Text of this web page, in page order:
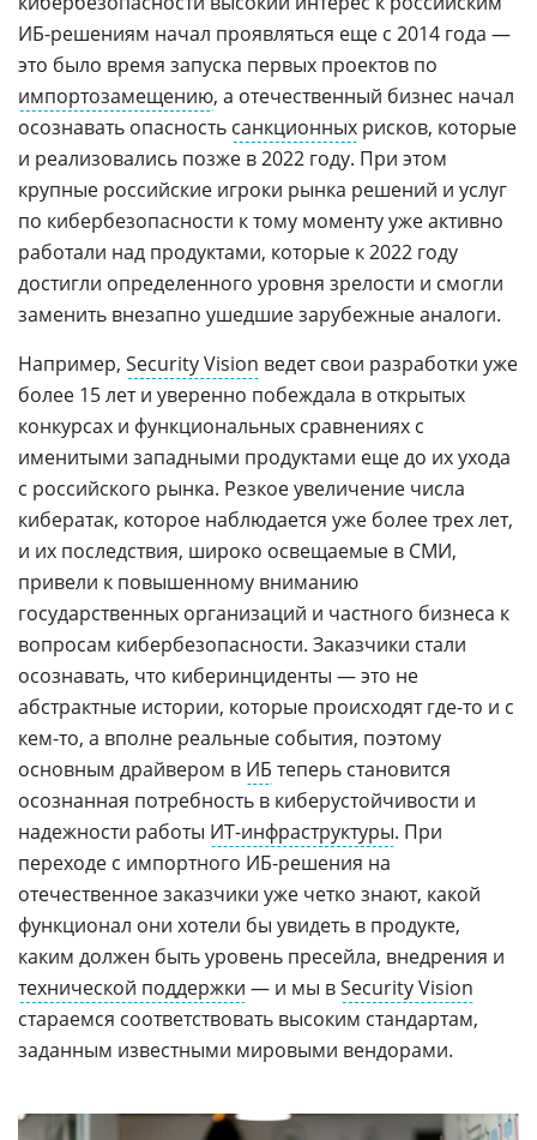
ИБ-решениям начал проявляться еще с 2014 года —
это было время запуска первых проектов по
импортозамещению, а отечественный бизнес начал
осознавать опасность санкционных рисков, которые
и реализовались позже в 2022 году. При этом
крупные российские игроки рынка решений и услуг
по кибербезопасности к тому моменту уже активно
работали над продуктами, которые к 2022 году
достигли определенного уровня зрелости и смогли
заменить внезапно ушедшие зарубежные аналоги.
Например, Security Vision ведет свои разработки уже
более 15 лет и уверенно побеждала в открытых
конкурсах и функциональных сравнениях с
именитыми западными продуктами еще до их ухода
с российского рынка. Резкое увеличение числа
кибератак, которое наблюдается уже более трех лет,
и их последствия, широко освещаемые в СМИ,
привели к повышенному вниманию
государственных организаций и частного бизнеса к
вопросам кибербезопасности. Заказчики стали
осознавать, что киберинциденты — это не
абстрактные истории, которые происходят где-то и с
кем-то, а вполне реальные события, поэтому
основным драйвером в ИБ теперь становится
осознанная потребность в киберустойчивости и
надежности работы ИТ-инфраструктуры. При
переходе с импортного ИБ-решения на
отечественное заказчики уже четко знают, какой
функционал они хотели бы увидеть в продукте,
каким должен быть уровень пресейла, внедрения и
технической поддержки — и мы вSecurity Vision
стараемся соответствовать высоким стандартам,
заданным известными мировыми вендорами.